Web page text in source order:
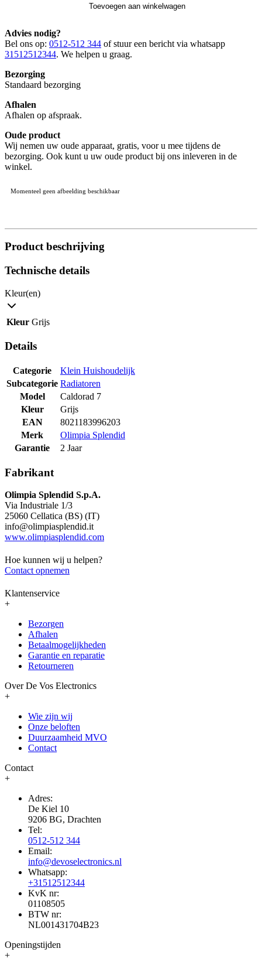
Toevoegen aan winkelwagen
Advies nodig?
Bel ons op: 0512-512 344 of stuur een bericht via whatsapp
31512512344. We helpen u graag.
Bezorging
Standaard bezorging
Afhalen
Afhalen op afspraak.
Oude product
Wij nemen uw oude apparaat, gratis, voor u mee tijdens de
bezorging. Ook kunt u uw oude product bij ons inleveren in de
winkel.
Momenteel geen afbeelding beschikbaar
Product beschrijving
Technische details
Kleur(en)
Kleur Grijs
Details
Categorie
Klein Huishoudelijk
Subcategorie Radiatoren
Model
Caldorad 7
Kleur
Grijs
EAN
8021183996203
Merk
Olimpia Splendid
Garantie
2 Jaar
Fabrikant
Olimpia Splendid S.p.A.
Via Industriale 1/3
25060 Cellatica (BS) (IT)
info@olimpiasplendid.it
www.olimpiasplendid.com
Hoe kunnen wij u helpen?
Contact opnemen
Klantenservice
+
Bezorgen
Afhalen
Betaalmogelijkheden
Garantie en reparatie
Retourneren
Over De Vos Electronics
+
Wie zijn wij
Onze beloften
Duurzaamheid MVO
Contact
Contact
+
Adres:
De Kiel 10
9206 BG, Drachten
Tel:
0512-512 344
Email:
info@devoselectronics.nl
Whatsapp:
+31512512344
KvK nr:
01108505
BTW nr:
NL001431704B23
Openingstijden
+